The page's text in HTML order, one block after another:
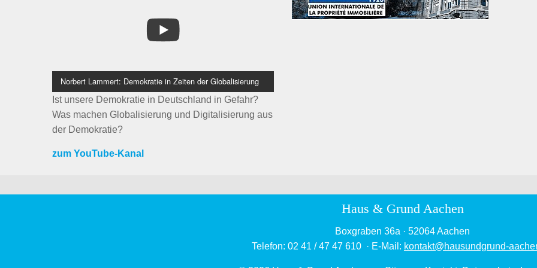
Norbert Lammert: Demokratie in Zeiten der Globalisierung
Ist unsere Demokratie in Deutschland in Gefahr?
Was machen Globalisierung und Digitalisierung aus
der Demokratie?
zum YouTube-Kanal
Haus & Grund Aachen
Boxgraben 36a · 52064 Aachen
Telefon: 02 41 / 47 47 610 · E-Mail: kontakt@hausundgrund-